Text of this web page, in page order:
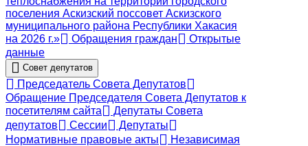
поселения Аскизский поссовет Аскизского
муниципального района Республики Хакасия
на 2026 г.»
Обращения граждан
Открытые
данные
Совет депутатов
Председатель Совета Депутатов
Обращение Председателя Совета Депутатов к
посетителям сайта
Депутаты Совета
депутатов
Сессии
Депутаты
Нормативные правовые акты
Независимая